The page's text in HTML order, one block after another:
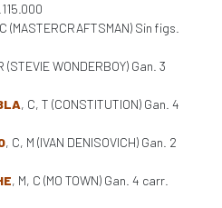
(MASTERCRAFTSMAN) Sin figs.
(STEVIE WONDERBOY) Gan. 3
, C, T (CONSTITUTION) Gan. 4
, C, M (IVAN DENISOVICH) Gan. 2
, M, C (MO TOWN) Gan. 4 carr.